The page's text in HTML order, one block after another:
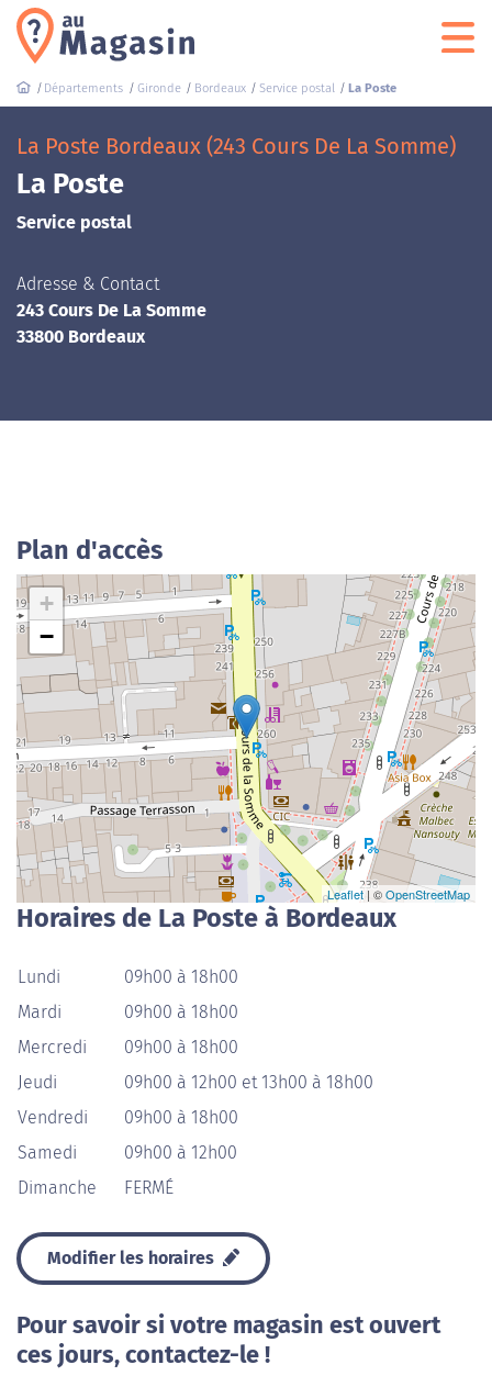
Départements Gironde Bordeaux Service postal La Poste
La Poste Bordeaux (243 Cours De La Somme)
La Poste
Service postal
Adresse & Contact
243 Cours De La Somme
33800 Bordeaux
Plan d'accès
+
−
Leaflet| ©OpenStreetMap
Horaires de La Poste à Bordeaux
Lundi
09h00 à 18h00
Mardi
09h00 à 18h00
Mercredi
09h00 à 18h00
Jeudi
09h00 à 12h00 et 13h00 à 18h00
Vendredi
09h00 à 18h00
Samedi
09h00 à 12h00
Dimanche
FERMÉ
Modifier les horaires
Pour savoir si votre magasin est ouvert
ces jours, contactez-le !